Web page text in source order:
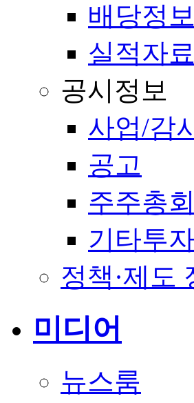
배당정보
실적자료
공시정보
사업/감
공고
주주총
기타투
정책·제도
미디어
뉴스룸